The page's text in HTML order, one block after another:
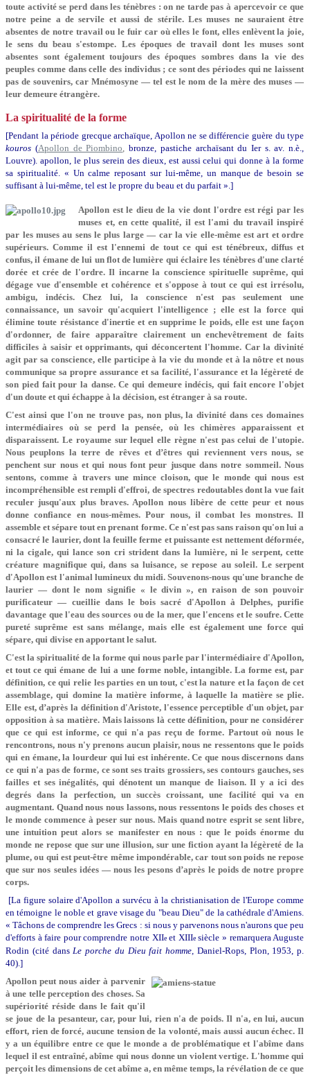
toute activité se perd dans les ténèbres : on ne tarde pas à apercevoir ce que
notre peine a de servile et aussi de stérile. Les muses ne sauraient être
absentes de notre travail ou le fuir car où elles le font, elles enlèvent la joie,
le sens du beau s'estompe. Les époques de travail dont les muses sont
absentes sont également toujours des époques sombres dans la vie des
peuples comme dans celle des individus ; ce sont des périodes qui ne laissent
pas de souvenirs, car Mnémosyne — tel est le nom de la mère des muses —
leur demeure étrangère.
La spiritualité de la forme
[Pendant la période grecque archaïque, Apollon ne se différencie guère du type
kouros (Apollon de Piombino ,bronze, pastiche archaïsant du Ier s. av. n.è.,
Louvre). apollon, le plus serein des dieux, est aussi celui qui donne à la forme
sa spiritualité. « Un calme reposant sur lui-même, un manque de besoin se
suffisant à lui-même, tel est le propre du beau et du parfait ».]
Apollon est le dieu de la vie dont l'ordre est régi par les
muses et, en cette qualité, il est l'ami du travail inspiré
par les muses au sens le plus large — car la vie elle-même est art et ordre
supérieurs. Comme il est l'ennemi de tout ce qui est ténébreux, diffus et
confus, il émane de lui un flot de lumière qui éclaire les ténèbres d'une clarté
dorée et crée de l'ordre. Il incarne la conscience spirituelle suprême, qui
dégage vue d'ensemble et cohérence et s'oppose à tout ce qui est irrésolu,
ambigu, indécis. Chez lui, la conscience n'est pas seulement une
connaissance, un savoir qu'acquiert l'intelligence ; elle est la force qui
élimine toute résistance d'inertie et en supprime le poids, elle est une façon
d'ordonner, de faire apparaître clairement un enchevêtrement de faits
difficiles à saisir et opprimants, qui déconcertent l'homme. Car la divinité
agit par sa conscience, elle participe à la vie du monde et à la nôtre et nous
communique sa propre assurance et sa facilité, l'assurance et la légèreté de
son pied fait pour la danse. Ce qui demeure indécis, qui fait encore l'objet
d'un doute et qui échappe à la décision, est étranger à sa route.
C'est ainsi que l'on ne trouve pas, non plus, la divinité dans ces domaines
intermédiaires où se perd la pensée, où les chimères apparaissent et
disparaissent. Le royaume sur lequel elle règne n'est pas celui de l'utopie.
Nous peuplons la terre de rêves et d’êtres qui reviennent vers nous, se
penchent sur nous et qui nous font peur jusque dans notre sommeil. Nous
sentons, comme à travers une mince cloison, que le monde qui nous est
incompréhensible est rempli d'effroi, de spectres redoutables dont la vue fait
reculer jusqu'aux plus braves. Apollon nous libère de cette peur et nous
donne confiance en nous-mêmes. Pour nous, il combat les monstres. Il
assemble et sépare tout en prenant forme. Ce n'est pas sans raison qu'on lui a
consacré le laurier, dont la feuille ferme et puissante est nettement déformée,
ni la cigale, qui lance son cri strident dans la lumière, ni le serpent, cette
créature magnifique qui, dans sa luisance, se repose au soleil. Le serpent
d'Apollon est l'animal lumineux du midi. Souvenons-nous qu'une branche de
laurier — dont le nom signifie « le divin », en raison de son pouvoir
purificateur — cueillie dans le bois sacré d'Apollon à Delphes, purifie
davantage que l'eau des sources ou de la mer, que l'encens et le soufre. Cette
pureté suprême est sans mélange, mais elle est également une force qui
sépare, qui divise en apportant le salut.
C'est la spiritualité de la forme qui nous parle par l'intermédiaire d'Apollon,
et tout ce qui émane de lui a une forme noble, intangible. La forme est, par
définition, ce qui relie les parties en un tout, c'est la nature et la façon de cet
assemblage, qui domine la matière informe, à laquelle la matière se plie.
Elle est, d’après la définition d'Aristote, l'essence perceptible d'un objet, par
opposition à sa matière. Mais laissons là cette définition, pour ne considérer
que ce qui est informe, ce qui n'a pas reçu de forme. Partout où nous le
rencontrons, nous n'y prenons aucun plaisir, nous ne ressentons que le poids
qui en émane, la lourdeur qui lui est inhérente. Ce que nous discernons dans
ce qui n'a pas de forme, ce sont ses traits grossiers, ses contours gauches, ses
failles et ses inégalités, qui dénotent un manque de liaison. Il y a ici des
degrés dans la perfection, un succès croissant, une facilité qui va en
augmentant. Quand nous nous lassons, nous ressentons le poids des choses et
le monde commence à peser sur nous. Mais quand notre esprit se sent libre,
une intuition peut alors se manifester en nous : que le poids énorme du
monde ne repose que sur une illusion, sur une fiction ayant la légèreté de la
plume, ou qui est peut-être même impondérable, car tout son poids ne repose
que sur nos seules idées — nous les pesons d’après le poids de notre propre
corps.
[La figure solaire d'Apollon a survécu à la christianisation de l'Europe comme
en témoigne le noble et grave visage du "beau Dieu" de la cathédrale d'Amiens.
« Tâchons de comprendre les Grecs : si nous y parvenons nous n'aurons que peu
d'efforts à faire pour comprendre notre XIIeet XIIIesiècle » remarquera Auguste
Rodin (cité dansLe porche du Dieu fait homme, Daniel-Rops, Plon, 1953, p.
40).]
Apollon peut nous aider à parvenir
à une telle perception des choses. Sa
supériorité réside dans le fait qu'il
se joue de la pesanteur, car, pour lui, rien n'a de poids. Il n'a, en lui, aucun
effort, rien de forcé, aucune tension de la volonté, mais aussi aucun échec. Il
y a un équilibre entre ce que le monde a de problématique et l'abîme dans
lequel il est entraîné, abîme qui nous donne un violent vertige. L'homme qui
perçoit les dimensions de cet abîme a, en même temps, la révélation de ce que